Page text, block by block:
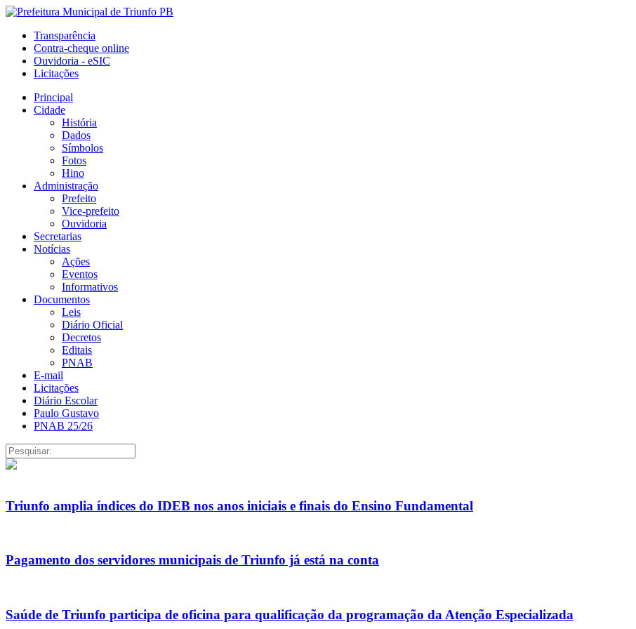
Transparência
Contra-cheque online
Ouvidoria - eSIC
Licitações
Principal
Cidade
História
Dados
Símbolos
Fotos
Hino
Administração
Prefeito
Vice-prefeito
Ouvidoria
Secretarias
Notícias
Ações
Eventos
Informativos
Documentos
Leis
Diário Oficial
Decretos
Editais
PNAB
E-mail
Licitações
Diário Escolar
Paulo Gustavo
PNAB 25/26
Triunfo amplia índices do IDEB nos anos iniciais e finais do Ensino Fundamental
Pagamento dos servidores municipais de Triunfo já está na conta
Saúde de Triunfo participa de oficina para qualificação da programação da Atenção Especializada